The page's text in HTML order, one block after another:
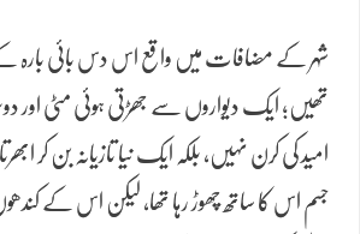
شہر کے مضافات میں واقع اس دس بائی
تھیں؛ ایک دیواروں سے جھڑتی ہوئی مٹی اور
امید کی کرن نہیں، بلکہ ایک نیا تازیانہ بن
جسم اس کا ساتھ چھوڑ رہا تھا، لیکن اس کے